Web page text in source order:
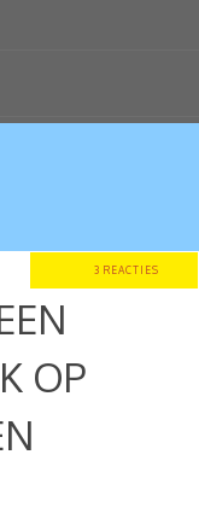
3 REACTIES
OP